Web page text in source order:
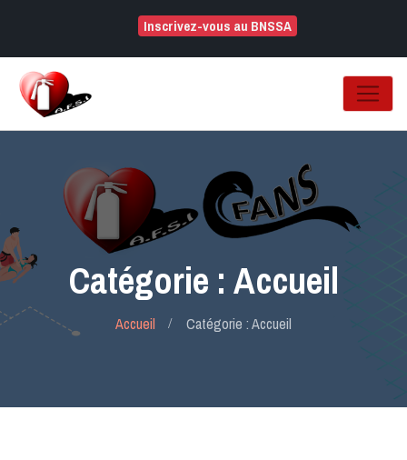
Inscrivez-vous au BNSSA
Catégorie : Accueil
Accueil Catégorie : Accueil